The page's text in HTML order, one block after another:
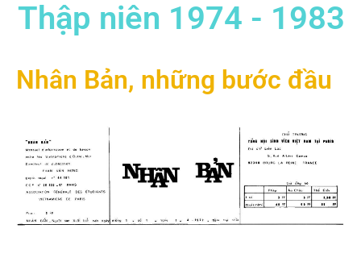
Thập niên 1974 - 1983
Nhân Bản, những bước đầu